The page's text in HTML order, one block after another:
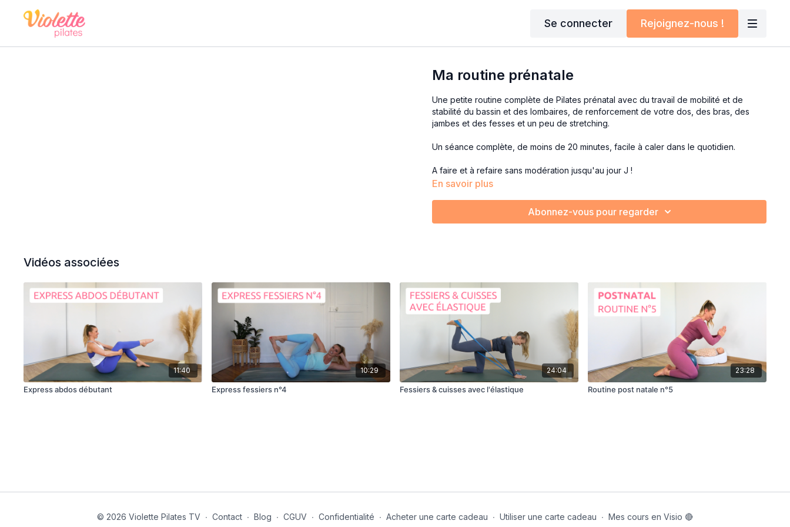
Se connecter Rejoignez-nous !
Ma routine prénatale
Une petite routine complète de Pilates prénatal avec du travail de mobilité et de
stabilité du bassin et des lombaires, de renforcement de votre dos, des bras, des
jambes et des fesses et un peu de stretching.
Un séance complète, de moins de 20 minutes, facile à caler dans le quotidien.
A faire et à refaire sans modération jusqu'au jour J !
En savoir plus
Abonnez-vous pour regarder
Vidéos associées
11:40
Express abdos débutant
10:29
Express fessiers n°4
24:04
Fessiers & cuisses avec l'élastique
23:28
Routine post natale n°5
© 2026 Violette Pilates TV ∙ Contact ∙ Blog ∙ CGUV ∙ Confidentialité ∙ Acheter une carte cadeau ∙ Utiliser une carte cadeau ∙ Mes cours en Visio 🔴